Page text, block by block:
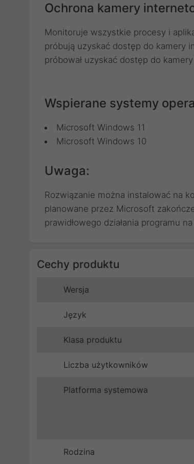
Ochrona kamery
Monitoruje wszystkie procesy i
próbują uzyskać dostęp do kamery
próbował uzyskać dostęp do
Wspierane systemy
Microsoft Windows 11
Microsoft Windows 10
Uwaga:
Rozwiązanie można instalować na
planowane przez Microsoft
prawidłowego działania programu
Cechy produktu
Wersja
Język
Klasa produktu
Liczba użytkowników
Platforma systemowa
Rodzina